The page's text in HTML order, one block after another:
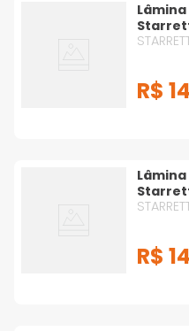
Starrett
R$ 14
Starrett
R$ 14